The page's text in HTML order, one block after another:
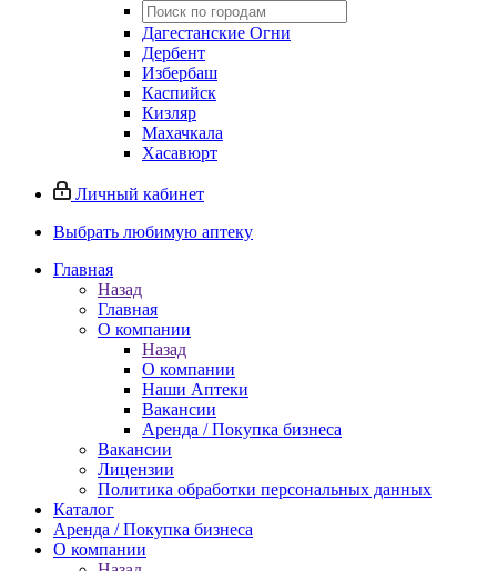
Дагестанские Огни
Дербент
Избербаш
Каспийск
Кизляр
Махачкала
Хасавюрт
Личный кабинет
Выбрать любимую аптеку
Главная
Назад
Главная
О компании
Назад
О компании
Наши Аптеки
Вакансии
Аренда / Покупка бизнеса
Вакансии
Лицензии
Политика обработки персональных данных
Каталог
Аренда / Покупка бизнеса
О компании